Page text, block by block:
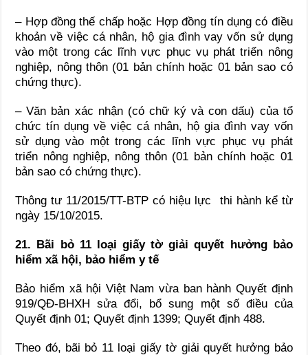
– Hợp đồng thế chấp hoặc Hợp đồng tín dụng có điều
khoản về việc cá nhân, hộ gia đình vay vốn sử dụng
vào một trong các lĩnh vực phục vụ phát triển nông
nghiệp, nông thôn (01 bản chính hoặc 01 bản sao có
chứng thực).
– Văn bản xác nhận (có chữ ký và con dấu) của tổ
chức tín dụng về việc cá nhân, hộ gia đình vay vốn
sử dụng vào một trong các lĩnh vực phục vụ phát
triển nông nghiệp, nông thôn (01 bản chính hoặc 01
bản sao có chứng thực).
Thông tư 11/2015/TT-BTP có hiệu lực thi hành kể từ
ngày 15/10/2015.
21. Bãi bỏ 11 loại giấy tờ giải quyết hưởng bảo
hiểm xã hội, bảo hiểm y tế
Bảo hiểm xã hội Việt Nam vừa ban hành Quyết định
919/QĐ-BHXH sửa đổi, bổ sung một số điều của
Quyết định 01; Quyết định 1399; Quyết định 488.
Theo đó, bãi bỏ 11 loại giấy tờ giải quyết hưởng bảo